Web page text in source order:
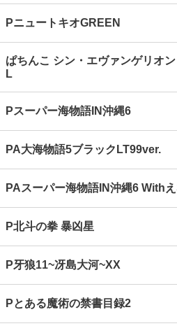
PニュートキオGREEN
ぱちんこ シン・エヴァンゲリオ
L
Pスーパー海物語IN沖縄6
PA大海物語5ブラックLT99ver.
PAスーパー海物語IN沖縄6 Withえ
P北斗の拳 暴凶星
P牙狼11~冴島大河~XX
Pとある魔術の禁書目録2